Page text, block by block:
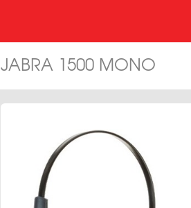
JABRA 1500 MONO